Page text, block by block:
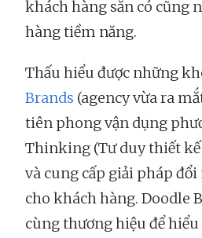
khách hàng sẵn có cũng
hàng tiềm năng.
Thấu hiểu được những
Brands (agency vừa ra
tiên phong vận dụng
Thinking (Tư duy thiết
và cung cấp giải pháp
cho khách hàng. Doodle
cùng thương hiệu để hiểu